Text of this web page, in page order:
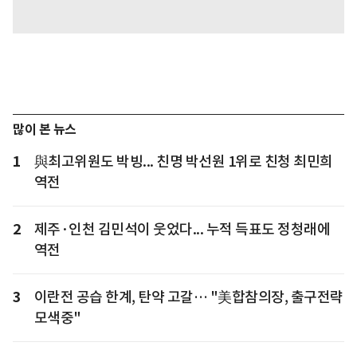
많이 본 뉴스
1
與최고위원도 박빙... 친명 박선원 1위로 친청 최민희
역전
2
제주·인천 김민석이 웃었다... 누적 득표도 정청래에
역전
3
이란전 공습 한계, 탄약 고갈… "美합참의장, 출구전략
모색중"